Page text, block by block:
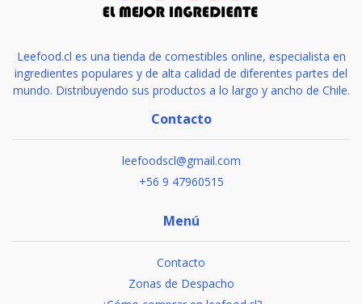
Leefood.cl es una tienda de comestibles online, especialista en
ingredientes populares y de alta calidad de diferentes partes del
mundo. Distribuyendo sus productos a lo largo y ancho de Chile.
Contacto
leefoodscl@gmail.com
+56 9 47960515
Menú
Contacto
Zonas de Despacho